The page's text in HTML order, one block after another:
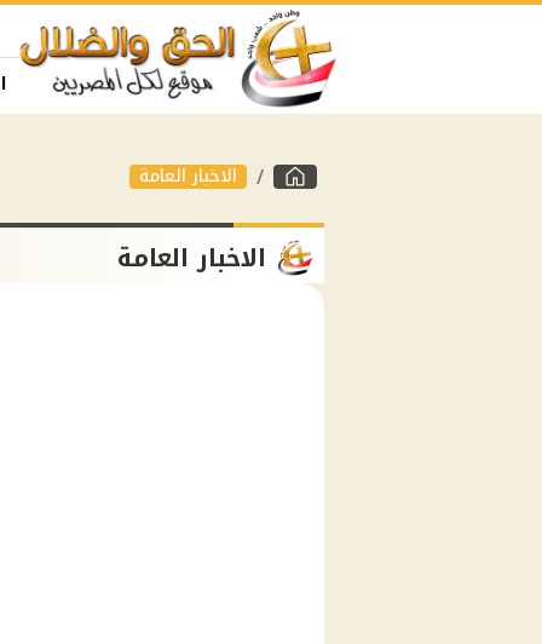
الاخبار العامة
الاخبار العامة